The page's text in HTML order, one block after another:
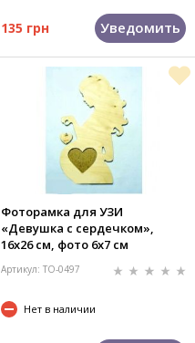
135 грн Уведомить
Фоторамка для УЗИ
«Девушка с сердечком»,
16x26 см, фото 6х7 см
Артикул: TO-0497
Нет в наличии